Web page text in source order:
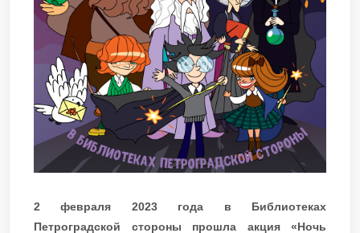
2 февраля 2023 года в Библиотеках
Петроградской стороны прошла акция «Ночь